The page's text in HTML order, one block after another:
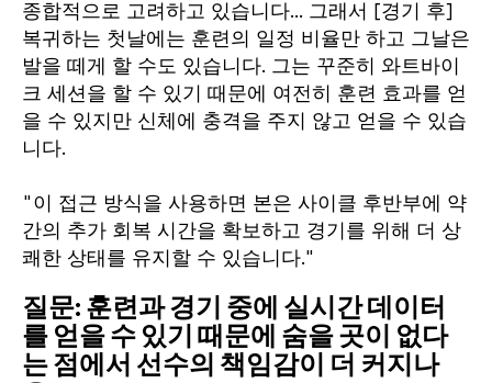
종합적으로 고려하고 있습니다... 그래서 [경기 후]
복귀하는 첫날에는 훈련의 일정 비율만 하고 그날은
발을 떼게 할 수도 있습니다. 그는 꾸준히 와트바이
크 세션을 할 수 있기 때문에 여전히 훈련 효과를 얻
을 수 있지만 신체에 충격을 주지 않고 얻을 수 있습
니다.
"이 접근 방식을 사용하면 본은 사이클 후반부에 약
간의 추가 회복 시간을 확보하고 경기를 위해 더 상
쾌한 상태를 유지할 수 있습니다."
질문: 훈련과 경기 중에 실시간 데이터
를 얻을 수 있기 때문에 숨을 곳이 없다
는 점에서 선수의 책임감이 더 커지나